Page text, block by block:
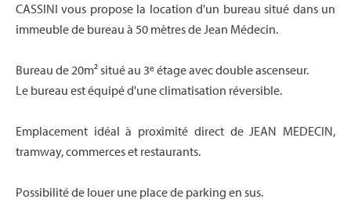
CASSINI vous propose la location d'un bureau situé dans un
immeuble de bureau à 50 mètres de Jean Médecin.
Bureau de 20m² situé au 3ᵉ étage avec double ascenseur.
Le bureau est équipé d'une climatisation réversible.
Emplacement idéal à proximité direct de JEAN MEDECIN,
tramway, commerces et restaurants.
Possibilité de louer une place de parking en sus.